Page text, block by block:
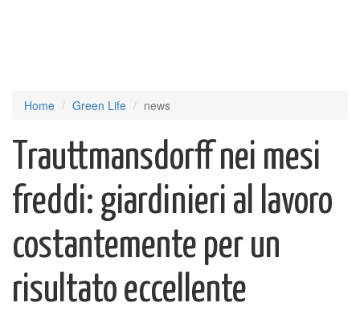
Home Green Life news
Trauttmansdorff nei mesi
freddi: giardinieri al lavoro
costantemente per un
risultato eccellente